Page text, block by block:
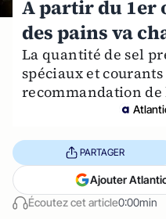
A partir du 1er
des pains va
La quantité de sel
spéciaux et
recommandation de
Écoutez cet article0:00min
PARTAGER
Ajouter